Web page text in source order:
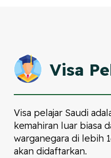
Visa
Visa pelajar Saudi
kemahiran luar biasa
warganegara di lebih
akan didaftarkan.